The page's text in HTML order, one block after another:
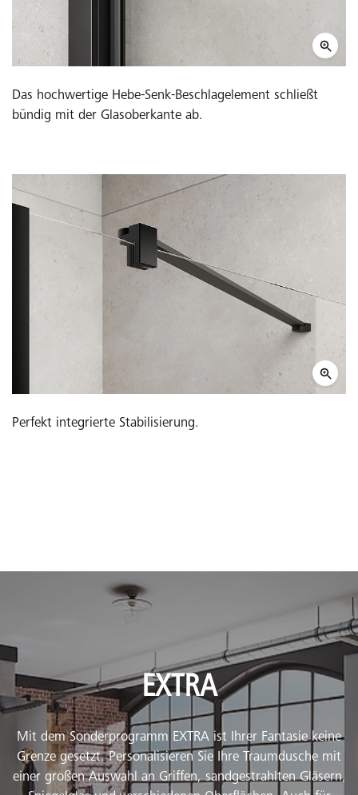
Das hochwertige Hebe-Senk-Beschlagelement schließt
bündig mit der Glasoberkante ab.
Perfekt integrierte Stabilisierung.
EXTRA
Mit dem Sonderprogramm EXTRA ist Ihrer Fantasie keine
Grenze gesetzt. Personalisieren Sie Ihre Traumdusche mit
einer großen Auswahl an Griffen, sandgestrahlten Gläsern,